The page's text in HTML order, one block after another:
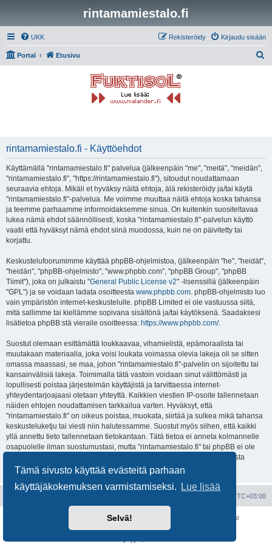
Tämä sivusto käyttää evästeitä parhaan
käyttäjäkokemuksen varmistamiseksi.
Lue lisää
Selvä!
rintamamiestalo.fi
UKK Kirjaudu sisään
Rekisteröidy
Portal Etusivu
rintamamiestalo.fi - Käyttöehdot
Käyttämällä "rintamamiestalo.fi" palvelua (jälkeenpäin "me", "meitä", "meidän",
"rintamamiestalo.fi", "https://rintamamiestalo.fi"), sitoudut noudattamaan
seuraavia ehtoja. Mikäli et hyväksy näitä ehtoja, älä rekisteröidy ja/tai käytä
"rintamamiestalo.fi"-palvelua. Me voimme muuttaa näitä ehtoja koska tahansa
ja teemme parhaamme informoidaksemme sinua. On kuitenkin suositeltavaa
lukea nämä ehdot säännöllisesti, koska "rintamamiestalo.fi"-palvelun käyttö
vaatii että hyväksyt nämä ehdot siinä muodossa, kuin ne on päivitetty tai
korjattu.
Keskustelufoorumimme käyttää phpBB-ohjelmistoa, (jälkeenpäin "he", "heidät",
"heidän", "phpBB-ohjelmisto", "www.phpbb.com", "phpBB Group", "phpBB
Tiimit"), joka on julkaistu "General Public License v2" -lisenssillä (jälkeenpäin
"GPL") ja se voidaan ladata osoitteesta www.phpbb.com. phpBB-ohjelmisto luo
vain ympäristön internet-keskustelulle. phpBB Limited ei ole vastuussa siitä,
mitä sallimme tai kiellämme sopivana sisältönä ja/tai käytöksenä. Saadaksesi
lisätietoa phpBB:stä vieraile osoitteessa: https://www.phpbb.com/.
Suostut olemaan esittämättä loukkaavaa, vihamielistä, epämoraalista tai
muutakaan materiaalia, joka voisi loukata voimassa olevia lakeja oli se sitten
omassa maassasi, se maa, johon "rintamamiestalo.fi"-palvelin on sijoitettu tai
kansainvälisiä lakeja. Toimimalla tätä vastoin voidaan sinut välittömästi ja
lopullisesti poistaa järjestelmän käyttäjistä ja tarvittaessa internet-
yhteydentarjoajaasi otetaan yhteyttä. Kaikkien viestien IP-osoite tallennetaan
näiden ehtojen noudattamisen tarkkailua varten. Hyväksyt, että
"rintamamiestalo.fi" on oikeus poistaa, muokata, siirtää ja sulkea mikä tahansa
keskusteluketju tai viesti niin halutessamme. Suostut myös siihen, että kaikki
yllä annettu tieto tallennetaan tietokantaan. Tätä tietoa ei anneta kolmannelle
osapuolelle ilman suostumustasi, mutta "rintamamiestalo.fi" tai phpBB ei ole
vastuussa mahdollisen tietoturvamurron aiheuttamasta tietojen vuodosta
ulkopuolisille tahoille.
UTC+03:00
Keskustelufoorumin ohjelmistophpBB
® Forum Software © phpBB Limited
Käännös: phpBB Suomi (lurttinen, harritapio, Pettis)